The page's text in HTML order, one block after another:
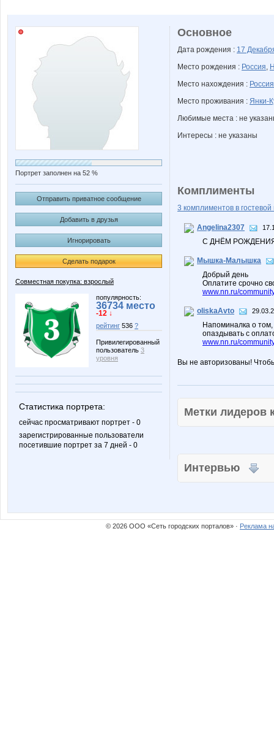
Портрет заполнен на 52 %
Отправить приватное сообщение
Добавить в друзья
Игнорировать
Сделать подарок
Совместная покупка: взрослый
популярность:
36734 место
-12 ↓
рейтинг 536 ?
Привилегированный
пользователь 3
уровня
Статистика портрета:
сейчас просматривают портрет - 0
зарегистрированные пользователи
посетившие портрет за 7 дней - 0
Основное
Дата рождения : 17
Место рождения : Россия,
Место нахождения : Россия
Место проживания : Янки-
Любимые места : не
Интересы : не указаны
Комплименты
3 комплиментов в гостевой
Angelina2307
С ДНЁМ
Мышка-Малышка
Добрый день
Оплатите срочно
www.nn.ru/
oliskaAvto
Напоминалка о
опаздывать с
www.nn.ru/
Вы не авторизованы!
Метки
Интервью
© 2026 ООО «Сеть городских порталов» · Реклама